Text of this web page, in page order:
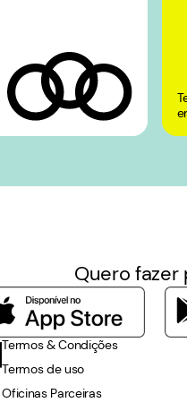
Quero fazer
Termos & Condições
Termos de uso
Oficinas Parceiras